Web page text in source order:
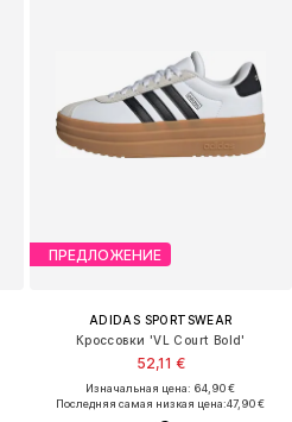
ПРЕДЛОЖЕНИЕ
ADIDAS SPORTSWEAR
Кроссовки 'VL Court Bold'
52,11 €
Изначальная цена: 64,90 €
Последняя самая низкая цена:47,90 €